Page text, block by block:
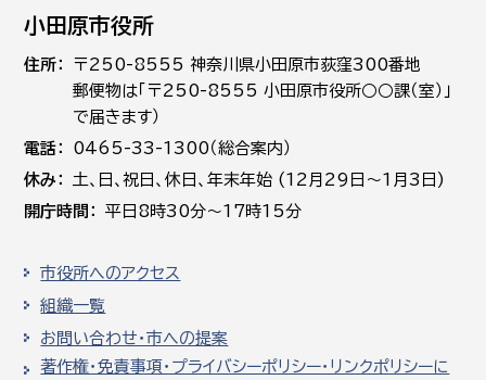
小田原市役所
住所
〒250-8555 神奈川県小田原市荻窪300番地
郵便物は「〒250-8555 小田原市役所○○課（室）」
で届きます）
電話
0465-33-1300（総合案内）
休み
土､日､祝日、休日、年末年始 (12月29日～1月3日)
開庁時間
平日8時30分～17時15分
市役所へのアクセス
組織一覧
お問い合わせ・市への提案
著作権・免責事項・プライバシーポリシー・リンクポリシーに